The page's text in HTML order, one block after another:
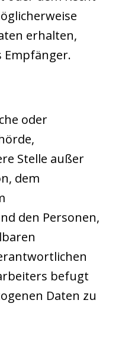
erhalten,
Empfänger.
oder
Stelle außer
dem
den Personen,
befugt
Daten zu